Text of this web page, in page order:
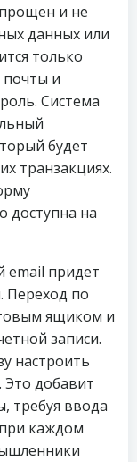
и не
данных или
только
и
Система
будет
транзакциях.
доступна на
email придет
Переход по
ящиком и
записи.
настроить
добавит
требуя ввода
каждом